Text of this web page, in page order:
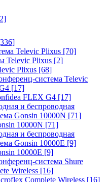
Televic Plixus [70]
Televic Plixus [2]
Plixus [68]
система Televic
[17]
FLEX G4 [17]
и беспроводная
Gonsin 10000N [71]
10000N [71]
и беспроводная
Gonsin 10000E [9]
10000E [9]
система Shure
Wireless [16]
Complete Wireless [16]